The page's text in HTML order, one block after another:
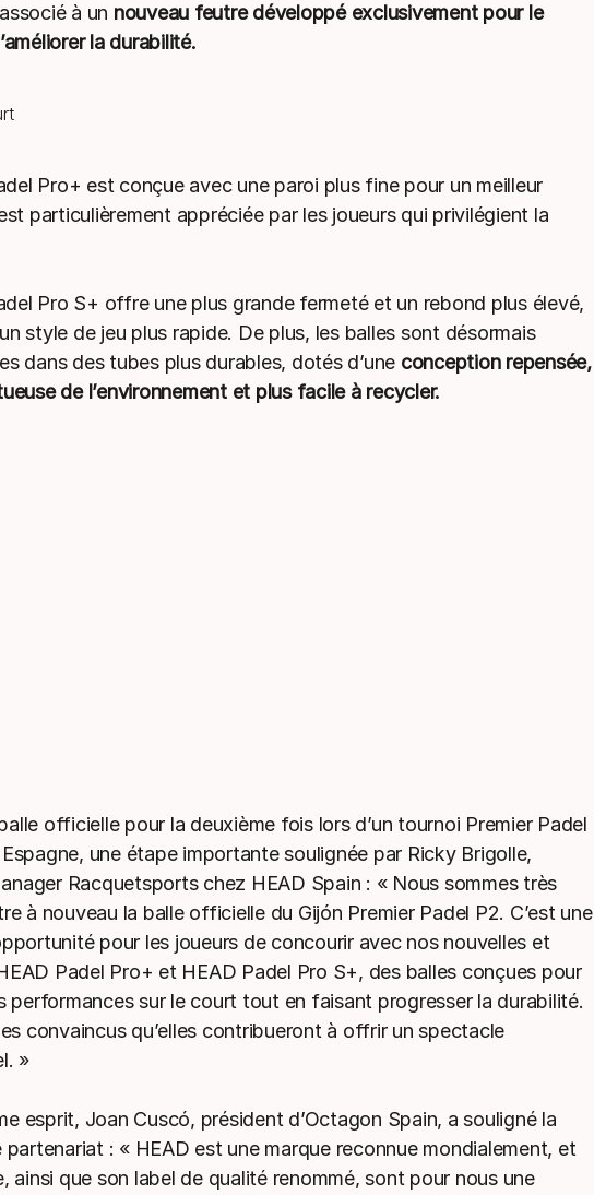
à un nouveau feutre développé exclusivement pour le
la durabilité.
Pro+ est conçue avec une paroi plus fine pour un meilleur
particulièrement appréciée par les joueurs qui privilégient la
Pro S+ offre une plus grande fermeté et un rebond plus élevé,
style de jeu plus rapide. De plus, les balles sont désormais
dans des tubes plus durables, dotés d’une conception repensée,
de l’environnement et plus facile à recycler.
officielle pour la deuxième fois lors d’un tournoi Premier Padel
une étape importante soulignée par Ricky Brigolle,
Racquetsports chez HEAD Spain : « Nous sommes très
à nouveau la balle officielle du Gijón Premier Padel P2. C’est une
pour les joueurs de concourir avec nos nouvelles et
Padel Pro+ et HEAD Padel Pro S+, des balles conçues pour
performances sur le court tout en faisant progresser la durabilité.
convaincus qu’elles contribueront à offrir un spectacle
»
esprit, Joan Cuscó, président d’Octagon Spain, a souligné la
partenariat : « HEAD est une marque reconnue mondialement, et
ainsi que son label de qualité renommé, sont pour nous une